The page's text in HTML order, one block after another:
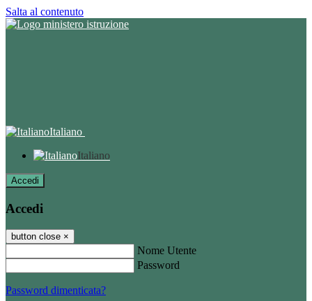
Salta al contenuto
Italiano
Italiano
Accedi
Accedi
button close ×
Nome Utente
Password
Password dimenticata?